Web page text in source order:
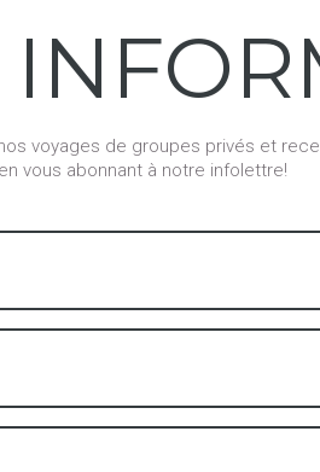
voyages de groupes privés et
vous abonnant à notre infolettre!